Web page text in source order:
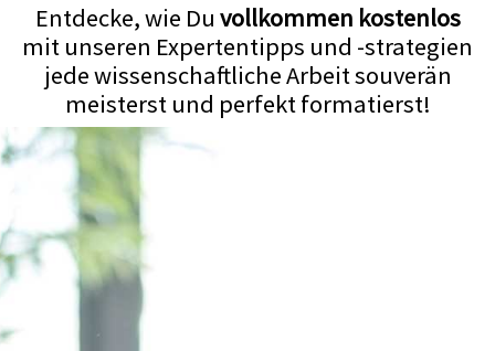
Entdecke, wie Du vollkommen kostenlos
mit unseren Expertentipps und -strategien
jede wissenschaftliche Arbeit souverän
meisterst und perfekt formatierst!